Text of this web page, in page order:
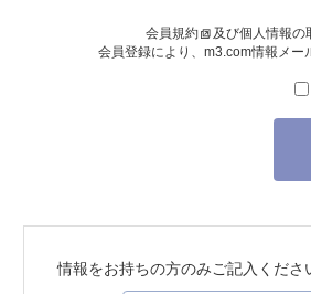
会員規約 及び個人情報の
会員登録により、 m3.com情報メー
情報をお持ちの方のみご記入くださ